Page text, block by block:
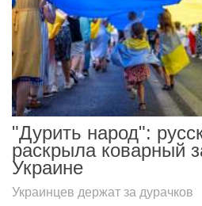
"Дурить народ":
раскрыла коварный
Украине
Украинцев держат за дурачков